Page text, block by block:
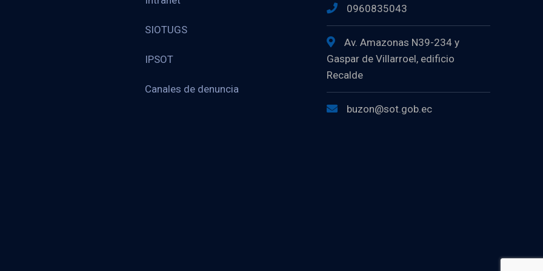
SIOTUGS
IPSOT
Canales de denuncia
0960835043
Av. Amazonas N39-234 y
Gaspar de Villarroel, edificio
Recalde
buzon@sot.gob.ec